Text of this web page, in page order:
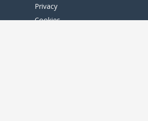
Privacy
Cookies